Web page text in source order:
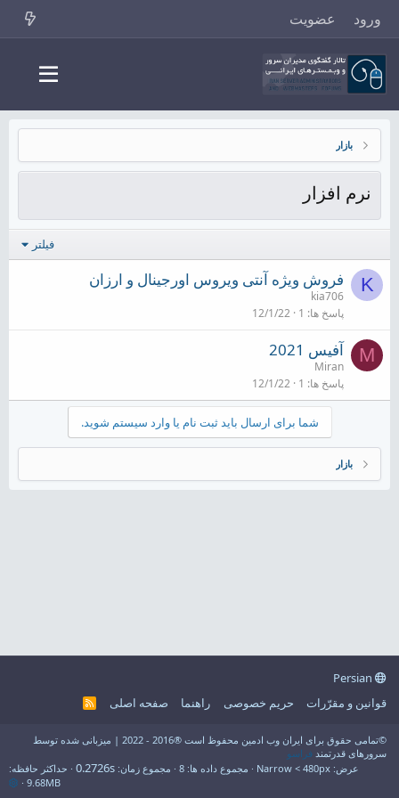
ورود عضویت
بازار
نرم افزار
فیلتر
K فروش ویژه آنتی ویروس اورجینال و ارزان
kia706
پاسخ ها 1
12/1/22
M آفیس 2021
Miran
پاسخ ها 1
12/1/22
شما برای ارسال باید ثبت نام یا وارد سیستم شوید.
بازار
قوانین و مقرّرات
حریم خصوصی راهنما صفحه اصلی
R
©تمامی حقوق برای ایران وب ادمین محفوظ است ®2016 - 2022 | میزبانی شده توسط
سرورهای قدرتمند فراسو
عرض
مجموع داده ها 8 مجموع زمان 0.2726s
حداکثر حافظه
9.68MB